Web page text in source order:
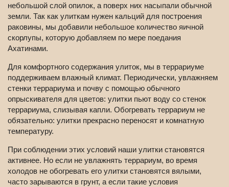
небольшой слой опилок, а поверх них насыпали обычной
земли. Так как улиткам нужен кальций для построения
раковины, мы добавили небольшое количество яичной
скорлупы, которую добавляем по мере поедания
Ахатинами.
Для комфортного содержания улиток, мы в террариуме
поддерживаем влажный климат. Периодически, увлажняем
стенки террариума и почву с помощью обычного
опрыскивателя для цветов: улитки пьют воду со стенок
террариума, слизывая капли. Обогревать террариум не
обязательно: улитки прекрасно переносят и комнатную
температуру.
При соблюдении этих условий наши улитки становятся
активнее. Но если не увлажнять террариум, во время
холодов не обогревать его улитки становятся вялыми,
часто зарываются в грунт, а если такие условия